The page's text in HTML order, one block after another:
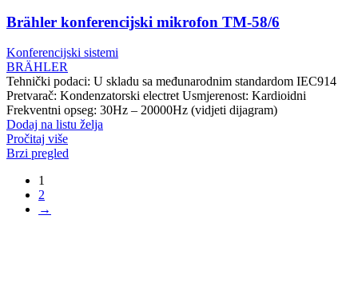
Brähler konferencijski mikrofon TM-58/6
Konferencijski sistemi
BRÄHLER
Tehnički podaci: U skladu sa međunarodnim standardom IEC914
Pretvarač: Kondenzatorski electret Usmjerenost: Kardioidni
Frekventni opseg: 30Hz – 20000Hz (vidjeti dijagram)
Dodaj na listu želja
Pročitaj više
Brzi pregled
1
2
→